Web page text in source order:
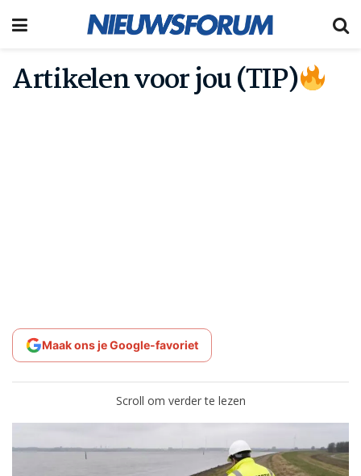
Artikelen voor jou (TIP)
Maak ons je Google-favoriet
Scroll om verder te lezen